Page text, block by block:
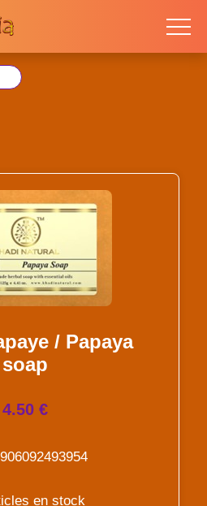
/ Papaya
soap
4.50 €
en stock